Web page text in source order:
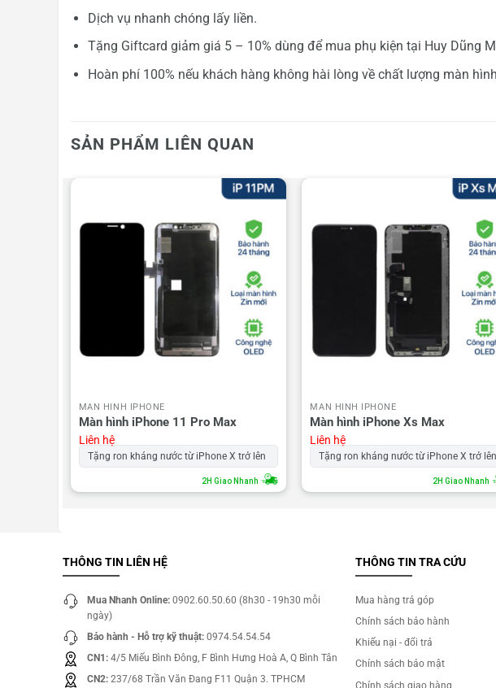
Dịch vụ nhanh chóng lấy liền.
Tặng Giftcard giảm giá 5 – 10% dùng để mua phụ kiện tại Huy Dũng
Hoàn phí 100% nếu khách hàng không hài lòng về chất lượng màn
SẢN PHẨM LIÊN QUAN
MÀN HÌNH IPHONE
Màn hình iPhone 11 Pro Max
Liên hệ
Tặng ron kháng nước từ iPhone X trở lên
2H Giao Nhanh
MÀN HÌNH IPHONE
Màn hình iPhone Xs Max
Liên hệ
Tặng ron kháng nước từ iPhone X trở lên
2H Giao Nhanh
THÔNG TIN LIÊN HỆ
Mua Nhanh Online: 0902.60.50.60 (8h30 - 19h30 mỗi
ngày)
Bảo hành - Hỗ trợ kỹ thuật: 0974.54.54.54
CN1: 4/5 Miếu Bình Đông, F Bình Hưng Hoà A, Q Bình Tân
CN2: 237/68 Trần Văn Đang F11 Quận 3. TPHCM
THÔNG TIN TRA CỨU
Mua hàng trả góp
Chính sách bảo hành
Khiếu nại - đổi trả
Chính sách bảo mật
Chính sách giao hàng